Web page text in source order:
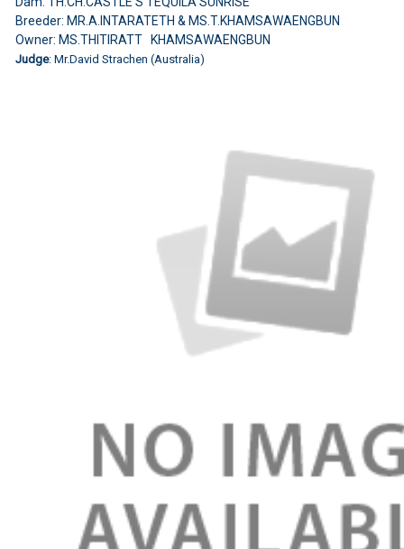
Breeder: MR.A.INTARATETH & MS.T.KHAMSAWAENGBUN
Owner: MS.THITIRATT KHAMSAWAENGBUN
Judge: Mr.David Strachen (Australia)